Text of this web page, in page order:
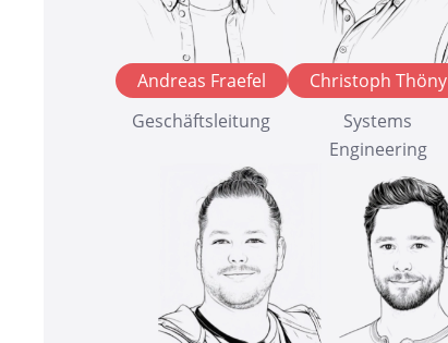
Andreas Fraefel
Geschäftsleitung
Christoph Thöny
Systems
Engineering